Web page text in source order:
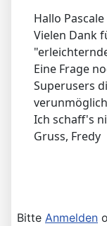
Hallo Pascale
Vielen Dank
Eine Frage
Superusers
Ich schaff's
Gruss, Fredy
Bitte Anmelden